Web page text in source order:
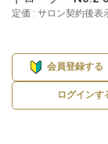
定価 : サロン契約後表
会員登録する
ログインす